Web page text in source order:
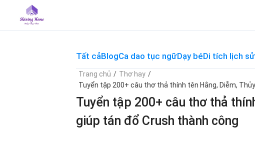
content
Tất cảBlogCa dao tục ngữDạy béDi tích lịch sử
Trang chủ / Thơ hay /
Tuyển tập 200+ câu thơ thả thính tên Hằng, Diễm,
Tuyển tập 200+ câu thơ thả
giúp tán đổ Crush thành công